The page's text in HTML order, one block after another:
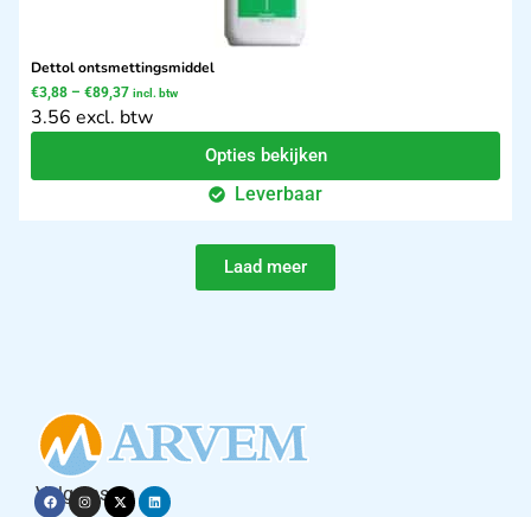
Dettol ontsmettingsmiddel
€3,88 – €89,37 incl. btw
3.56 excl. btw
Opties bekijken
Leverbaar
Laad meer
Volg ons op